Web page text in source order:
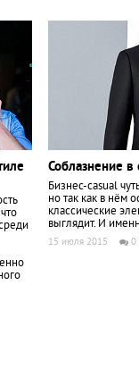
Соблазнение в
Бизнес-casual
но так как в нём
классические
выглядит. И
15 июля 2015 0